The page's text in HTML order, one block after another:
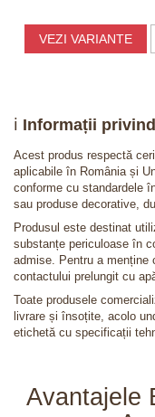
VEZI VARIANTE
ℹ️ Informații
Acest produs respectă
aplicabile în România și
conforme cu standardele
sau produse decorative,
Produsul este destinat
substanțe periculoase în
admise. Pentru a menține
contactului prelungit cu
Toate produsele
livrare și însoțite, acolo
etichetă cu specificații
Avantajele